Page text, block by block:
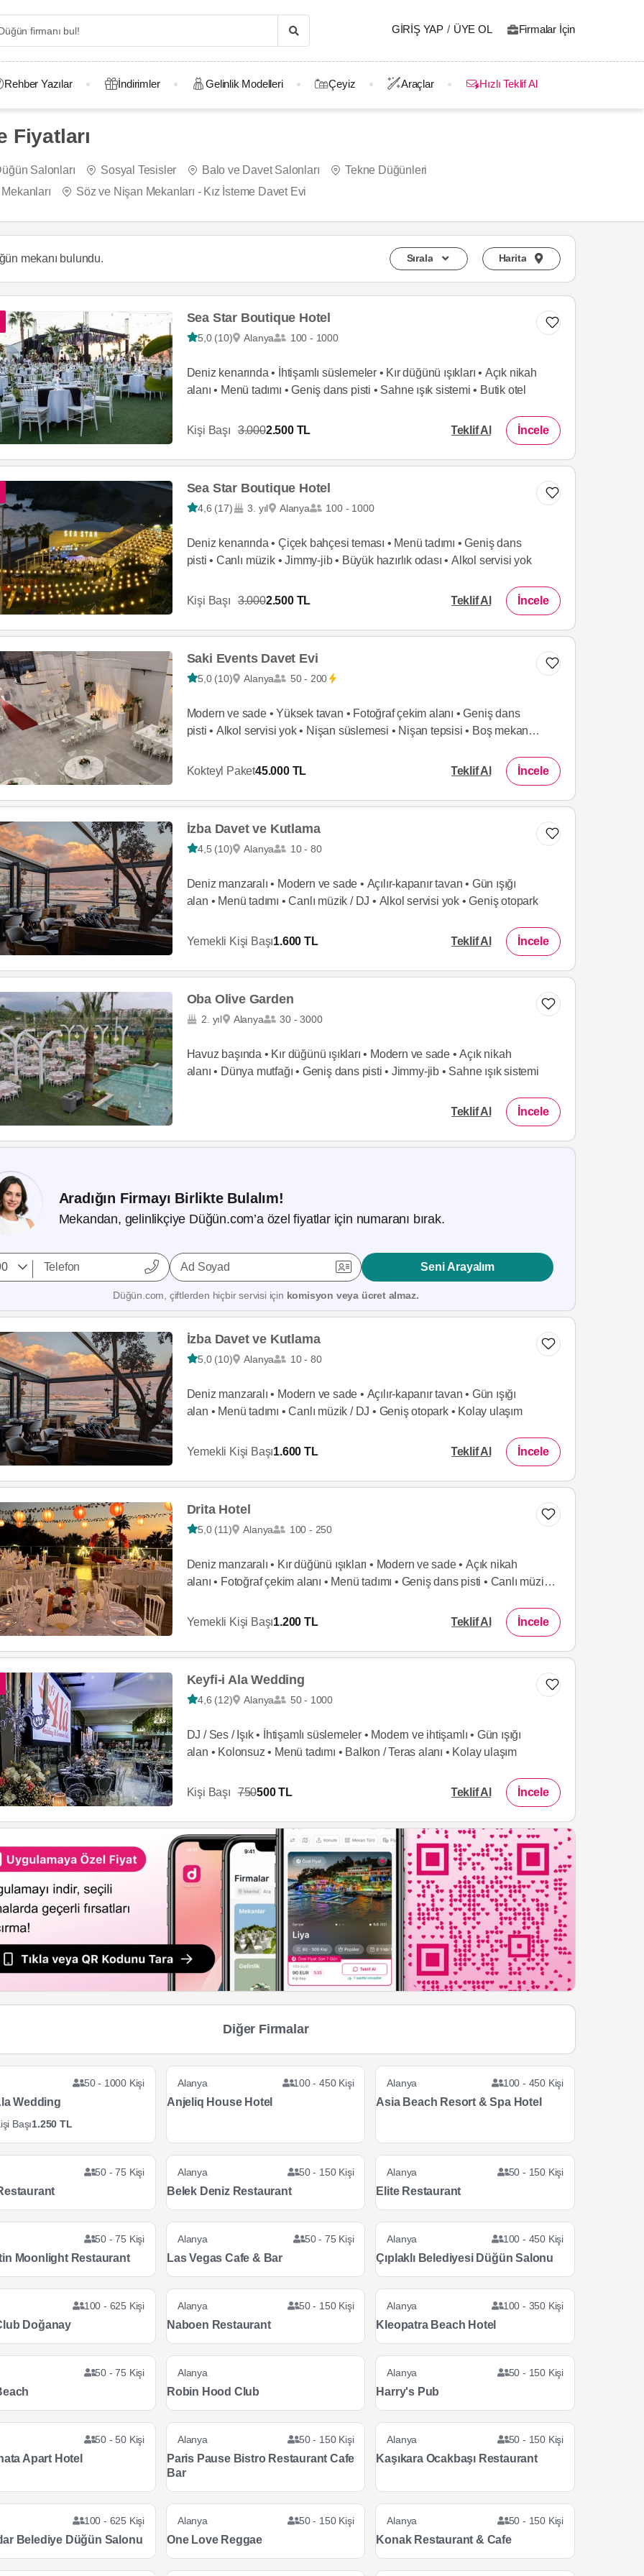
GIRIŞ YAP / ÜYE OL Firmalar İçin
Rehber Yazılar İndirimler Gelinlik Modelleri Çeyiz Araçlar Hızlı Teklif Al
Fiyatları
Salonları Sosyal Tesisler Balo ve Davet Salonları
Tekne Düğünleri
Söz ve Nişan Mekanları - Kız İsteme Davet Evi
mekanı bulundu. Sırala Harita
Sea Star Boutique Hotel
5,0 (10) Alanya 100 - 1000
Deniz kenarında • İhtişamlı süslemeler • Kır düğünü ışıkları • Açık nikah
alanı • Menü tadımı • Geniş dans pisti • Sahne ışık sistemi • Butik otel
Kişi Başı 3.0002.500 TL Teklif Al İncele
Sea Star Boutique Hotel
4,6 (17) 3. yıl Alanya 100 - 1000
Deniz kenarında • Çiçek bahçesi teması • Menü tadımı • Geniş dans
pisti • Canlı müzik • Jimmy-jib • Büyük hazırlık odası • Alkol servisi yok
Kişi Başı 3.0002.500 TL Teklif Al İncele
Saki Events Davet Evi
5,0 (10) Alanya 50 - 200
Modern ve sade • Yüksek tavan • Fotoğraf çekim alanı • Geniş dans
pisti • Alkol servisi yok • Nişan süslemesi • Nişan tepsisi • Boş mekan
Kokteyl Paket45.000 TL Teklif Al İncele
Listeme Ekle
İzba Davet ve Kutlama
4,5 (10) Alanya 10 - 80
Deniz manzaralı • Modern ve sade • Açılır-kapanır tavan • Gün ışığı
alan • Menü tadımı • Canlı müzik / DJ • Alkol servisi yok • Geniş otopark
Yemekli Kişi Başı1.600 TL Teklif Al İncele
Oba Olive Garden
2. yıl Alanya 30 - 3000
Havuz başında • Kır düğünü ışıkları • Modern ve sade • Açık nikah
alanı • Dünya mutfağı • Geniş dans pisti • Jimmy-jib • Sahne ışık sistemi
Teklif Al İncele
Aradığın Firmayı Birlikte Bulalım!
Mekandan, gelinlikçiye Düğün.com’a özel fiyatlar için numaranı bırak.
Ad Soyad Seni Arayalım
Düğün.com, çiftlerden hiçbir servisi için komisyon veya ücret almaz.
İzba Davet ve Kutlama
5,0 (10) Alanya 10 - 80
Deniz manzaralı • Modern ve sade • Açılır-kapanır tavan • Gün ışığı
alan • Menü tadımı • Canlı müzik / DJ • Geniş otopark • Kolay ulaşım
Yemekli Kişi Başı1.600 TL Teklif Al İncele
Drita Hotel
5,0 (11) Alanya 100 - 250
Deniz manzaralı • Kır düğünü ışıkları • Modern ve sade • Açık nikah
alanı • Fotoğraf çekim alanı • Menü tadımı • Geniş dans pisti • Canlı müzik /
Yemekli Kişi Başı1.200 TL Teklif Al İncele
Listeme Ekle
Keyfi-i Ala Wedding
4,6 (12) Alanya 50 - 1000
DJ / Ses / Işık • İhtişamlı süslemeler • Modern ve ihtişamlı • Gün ışığı
alan • Kolonsuz • Menü tadımı • Balkon / Teras alanı • Kolay ulaşım
Kişi Başı 750500 TL Teklif Al İncele
Diğer Firmalar
50 - 1000 Kişi
Wedding
Başı1.250 TL
Alanya 100 - 450 Kişi
Anjeliq House Hotel
Alanya 100 - 450 Kişi
Asia Beach Resort & Spa Hotel
50 - 75 Kişi Alanya 50 - 150 Kişi
Belek Deniz Restaurant
Alanya 50 - 150 Kişi
Elite Restaurant
50 - 75 Kişi
Moonlight Restaurant
Alanya 50 - 75 Kişi
Las Vegas Cafe & Bar
Alanya 100 - 450 Kişi
Çıplaklı Belediyesi Düğün Salonu
100 - 625 Kişi
Doğanay
Alanya 50 - 150 Kişi
Naboen Restaurant
Alanya 100 - 350 Kişi
Kleopatra Beach Hotel
50 - 75 Kişi Alanya
Robin Hood Club
Alanya 50 - 150 Kişi
Harry's Pub
50 - 50 Kişi
Apart Hotel
Alanya 50 - 150 Kişi
Paris Pause Bistro Restaurant Cafe
Bar
Alanya 50 - 150 Kişi
Kaşıkara Ocakbaşı Restaurant
100 - 625 Kişi
Belediye Düğün Salonu
Alanya 50 - 150 Kişi
One Love Reggae
Alanya 50 - 150 Kişi
Konak Restaurant & Cafe